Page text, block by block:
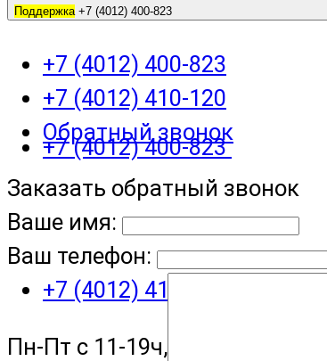
+7 (4012) 400-823
+7 (4012) 410-120
Пн-Пт с 11-19ч, Сб с 11-15ч
Поддержка+7 (4012) 400-823
+7 (4012) 400-823
+7 (4012) 410-120
Обратный звонок
Заказать обратный звонок
Ваше имя:
Ваш телефон: